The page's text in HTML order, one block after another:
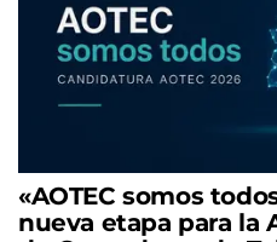
«AOTEC somos
nueva etapa para la